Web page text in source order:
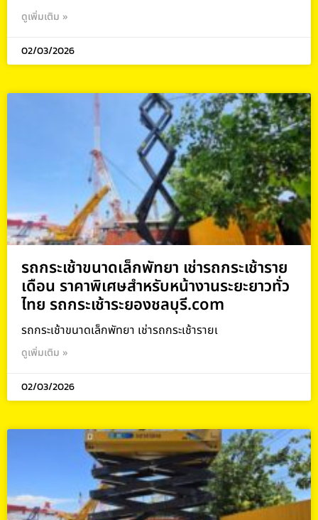
ดูเพิ่มเติม »
02/03/2026
รถกระเช้าขนาดเล็กพัทยา เช่ารถกระเช้าราย
เดือน ราคาพิเศษสำหรับหน้างานระยะยาวทั่ว
ไทย รถกระเช้าระยองชลบุรี.com
รถกระเช้าขนาดเล็กพัทยา เช่ารถกระเช้ารายเ
ดูเพิ่มเติม »
02/03/2026